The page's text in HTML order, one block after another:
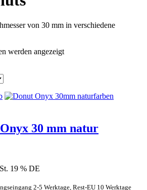
von 30 mm in verschiedene
werden angezeigtNach
30 mm natur
19 % DE
2-5 Werktage, Rest-EU 10 Werktage